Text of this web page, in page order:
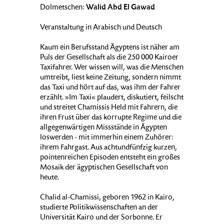
Dolmetschen: Walid Abd El Gawad
Veranstaltung in Arabisch und Deutsch
Kaum ein Berufsstand Ägyptens ist näher am
Puls der Gesellschaft als die 250 000 Kairoer
Taxifahrer. Wer wissen will, was die Menschen
umtreibt, liest keine Zeitung, sondern nimmt
das Taxi und hört auf das, was ihm der Fahrer
erzählt. »Im Taxi« plaudert, diskutiert, feilscht
und streitet Chamissis Held mit Fahrern, die
ihren Frust über das korrupte Regime und die
allgegenwärtigen Missstände in Ägypten
loswerden - mit immerhin einem Zuhörer:
ihrem Fahrgast. Aus achtundfünfzig kurzen,
pointenreichen Episoden entsteht ein großes
Mosaik der ägyptischen Gesellschaft von
heute.
Chalid al-Chamissi, geboren 1962 in Kairo,
studierte Politikwissenschaften an der
Universität Kairo und der Sorbonne. Er